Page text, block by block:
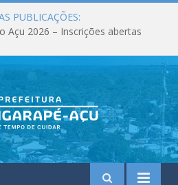
PUBLICAÇÕES:
Açu 2026 – Inscrições abertas